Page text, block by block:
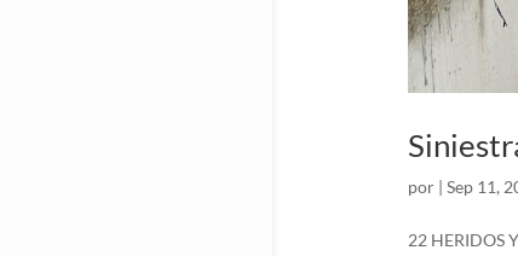
por | Sep 11,
22 HERIDOS